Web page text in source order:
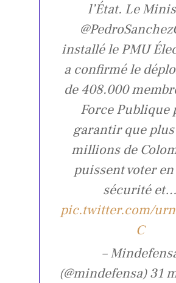
l’État. Le
installé le PMU
a confirmé le
de 408.000
Force Publique
garantir que plus
millions de
puissent voter
sécurité et…
pic.twitter.com/
C
–
(@mindefensa) 31